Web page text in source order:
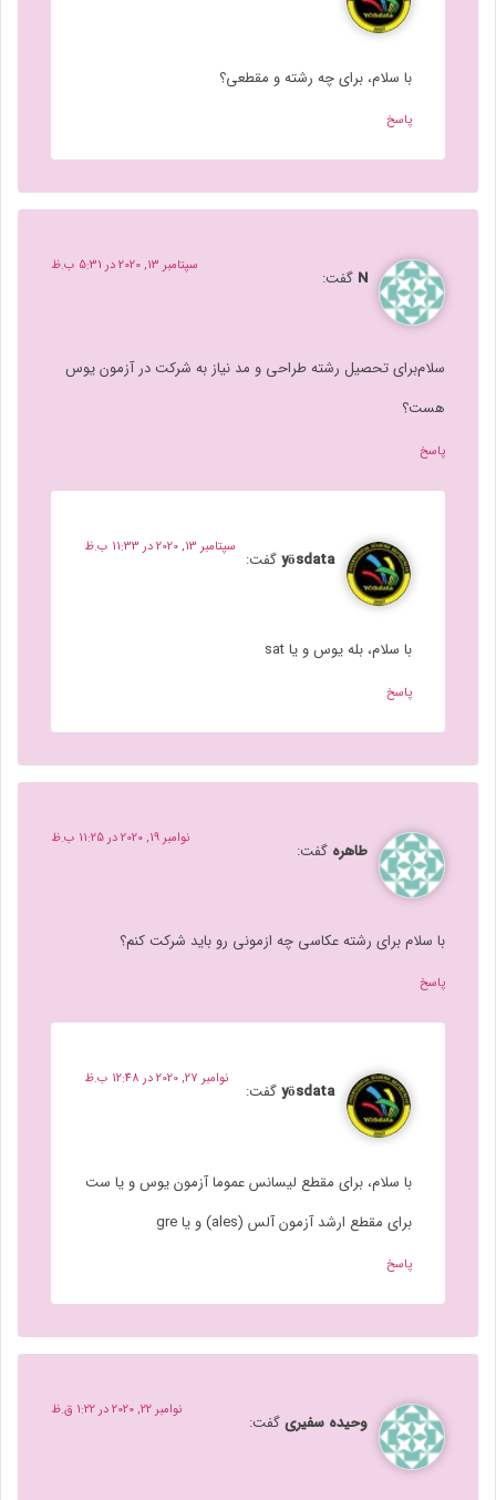
با سلام، برای چه رشته و مقطعی؟
پاسخ
N گفت:
سپتامبر 13, 2020 در 5:31 ب.ظ
سلام‌برای تحصیل رشته طراحی و مد نیاز به شرکت در آزمون یوس
هست؟
پاسخ
yösdataگفت:
سپتامبر 13, 2020 در 11:33 ب.ظ
با سلام، بله یوس و یا sat
پاسخ
طاهره گفت:
نوامبر 19, 2020 در 11:25 ب.ظ
با سلام برای رشته عکاسی چه ازمونی رو باید شرکت کنم؟
پاسخ
yösdataگفت:
نوامبر 27, 2020 در 12:48 ب.ظ
با سلام، برای مقطع لیسانس عموما آزمون یوس و یا ست
برای مقطع ارشد آزمون آلس (ales) و یا gre
پاسخ
وحیده سفیریگفت:
نوامبر 22, 2020 در 1:22 ق.ظ